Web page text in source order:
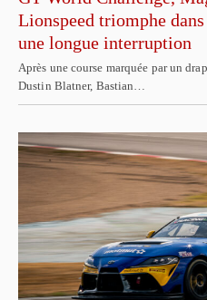
Lionspeed triomphe
une longue interruption
Après une course marquée par un
Dustin Blatner, Bastian…